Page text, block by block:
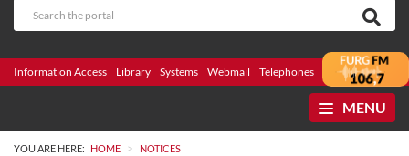
Information Access Library Systems Webmail Telephones Bidding
MENU
YOU ARE HERE: HOME > NOTICES